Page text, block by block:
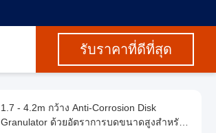
รับราคาที่ดีที่สุด
1.7 - 4.2m กว้าง Anti-Corrosion Disk
Granulator ด้วยอัตราการบดขนาดสูงสําหรับ